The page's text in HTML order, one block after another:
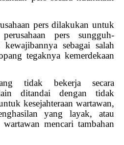
pers dilakukan untuk
pers sungguh-
sebagai salah
tegaknya kemerdekaan
tidak bekerja secara
ditandai dengan tidak
kesejahteraan wartawan,
yang layak, atau
mencari tambahan